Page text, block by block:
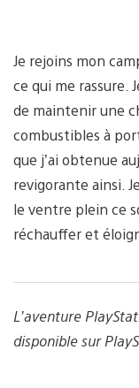
Je rejoins mon
ce qui me rassure.
de maintenir une
combustibles à
que j’ai obtenue
revigorante ainsi.
le ventre plein ce
réchauffer et
L’aventure
disponible sur